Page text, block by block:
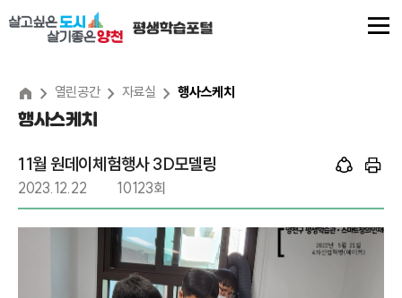
본
열린공간 자료실 행사스케치
행사스케치
11월 원데이체험행사 3D모델링
2023.12.22 10123회